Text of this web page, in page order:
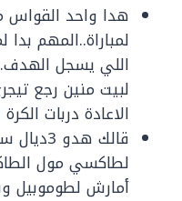
هدا واحد القواس
اللي يسجل
لبيت منين رجع
الاعادة دربات
قالك
لطاكسي مول
أمارش لطوموبيل